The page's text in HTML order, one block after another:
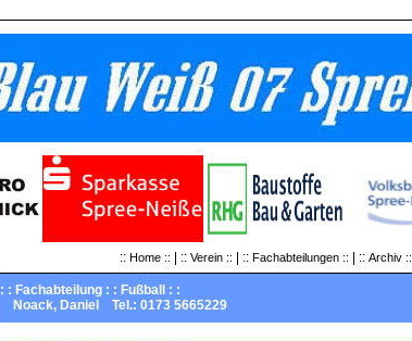
:: Home :: | :: Verein :: | :: Fachabteilungen :: | :: Archiv ::
: : Fachabteilung : : Fußball : :
Noack, Daniel Tel.: 0173 5665229